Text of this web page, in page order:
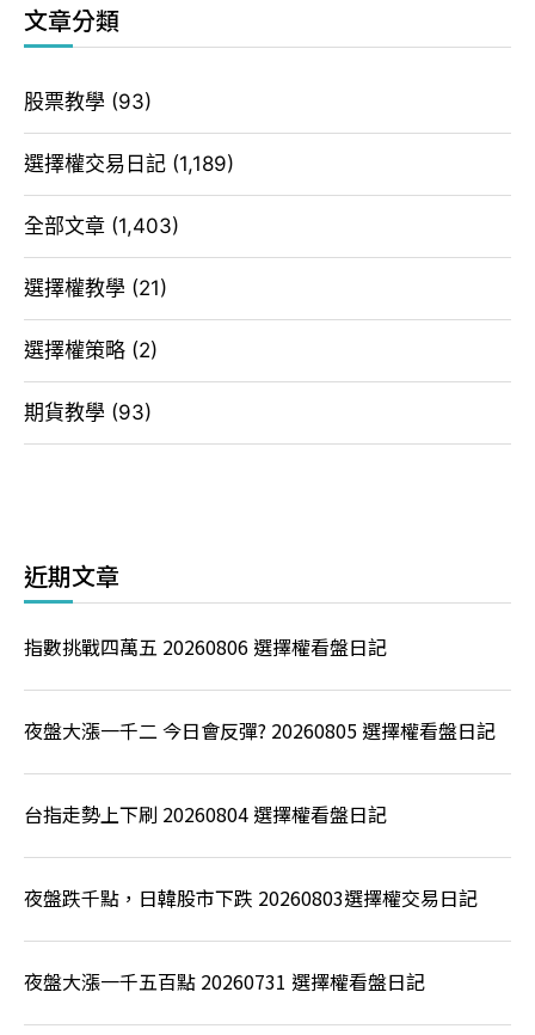
文章分類
股票教學 (93)
選擇權交易日記 (1,189)
全部文章 (1,403)
選擇權教學 (21)
選擇權策略 (2)
期貨教學 (93)
近期文章
指數挑戰四萬五 20260806 選擇權看盤日記
夜盤大漲一千二 今日會反彈? 20260805 選擇權看盤日記
台指走勢上下刷 20260804 選擇權看盤日記
夜盤跌千點，日韓股市下跌 20260803選擇權交易日記
夜盤大漲一千五百點 20260731 選擇權看盤日記